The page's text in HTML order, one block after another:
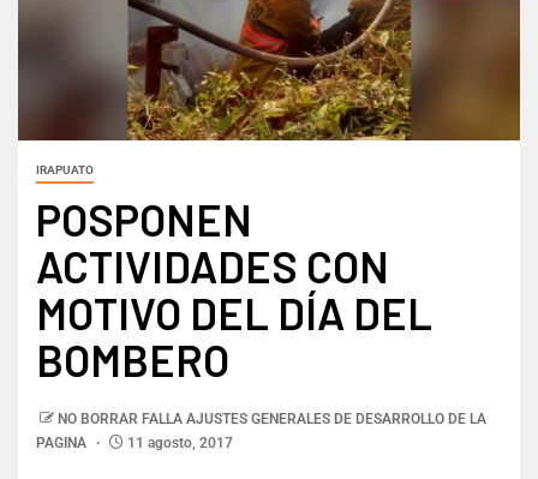
IRAPUATO
POSPONEN
ACTIVIDADES CON
MOTIVO DEL DÍA DEL
BOMBERO
NO BORRAR FALLA AJUSTES GENERALES DE DESARROLLO DE LA
PAGINA
11 agosto, 2017